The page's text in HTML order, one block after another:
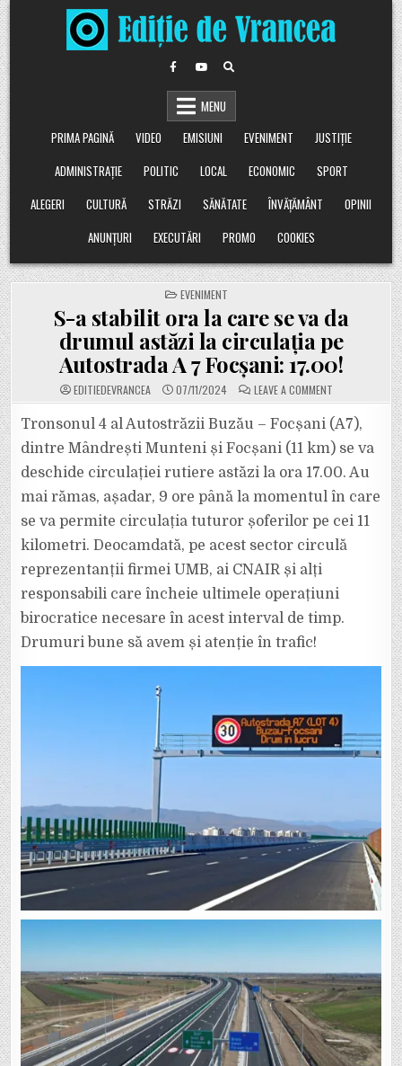
Skip
to
content
MENU
PRIMA PAGINĂ
VIDEO EMISIUNI EVENIMENT
JUSTIȚIE
ADMINISTRAȚIE
POLITIC LOCAL ECONOMIC
SPORT
ALEGERI
CULTURĂ STRĂZI SĂNĂTATE ÎNVĂȚĂMÂNT
OPINII
ANUNȚURI
EXECUTĂRI PROMO COOKIES
POSTED
IN
EVENIMENT
S-a stabilit ora la care se va da
drumul astăzi la circulația pe
Autostrada A 7 Focșani: 17.00!
EDITIEDEVRANCEA 07/11/2024 LEAVE A COMMENT
S-
STABILIT
ORA
LA
CARE
SE
VA
DRUMUL
LA
CIRCULAȚIA
PE
AUTOSTRADA
17.00!
Tronsonul 4 al Autostrăzii Buzău – Focșani (A7),
dintre Mândrești Munteni și Focșani (11 km) se va
deschide circulației rutiere astăzi la ora 17.00. Au
mai rămas, așadar, 9 ore până la momentul în care
se va permite circulația tuturor șoferilor pe cei 11
kilometri. Deocamdată, pe acest sector circulă
reprezentanții firmei UMB, ai CNAIR și alți
responsabili care încheie ultimele operațiuni
birocratice necesare în acest interval de timp.
Drumuri bune să avem și atenție în trafic!